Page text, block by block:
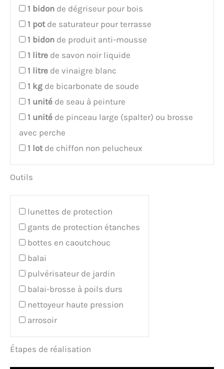
1 bidon de dégriseur pour bois
1 potde saturateur pour terrasse
1 bidon de produit anti-mousse
1 litre de savon noir liquide
1 litre de vinaigre blanc
1 kg de bicarbonate de soude
1 unité de seau à peinture
1 unité de pinceau large (spalter) ou brosse
avec perche
1 lotde chiffon non pelucheux
Outils
lunettes de protection
gants de protection étanches
bottes en caoutchouc
balai
pulvérisateur de jardin
balai-brosse à poils durs
nettoyeur haute pression
arrosoir
Étapes de réalisation